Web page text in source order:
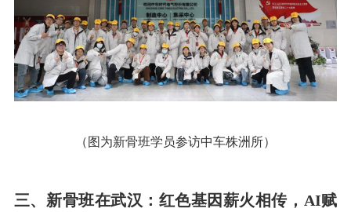
（图为新骨班学员参访中车株洲所）
三、新骨班在武汉：红色基因薪火相传， AI赋